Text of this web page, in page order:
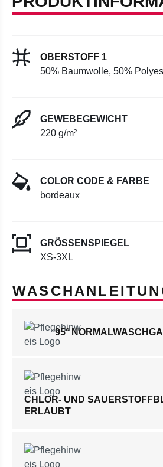
OBERSTOFF 1
50% Baumwolle, 50%
GEWEBEGEWICHT
220 g/m²
COLOR CODE & FARBE
bordeaux
GRÖSSENSPIEGEL
XS-3XL
95°
CHLOR- UND
ERLAUBT